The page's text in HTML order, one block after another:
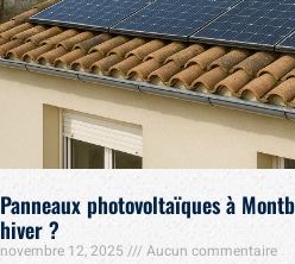
Panneaux photovoltaïques à
hiver ?
novembre 12, 2025 Aucun commentaire